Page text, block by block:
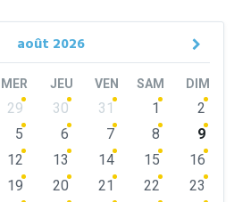
août 2026
MER JEU VEN SAM DIM
29 30 31 1
2
5 6 7 8
9
12 13 14 15
16
19 20 21 22
23